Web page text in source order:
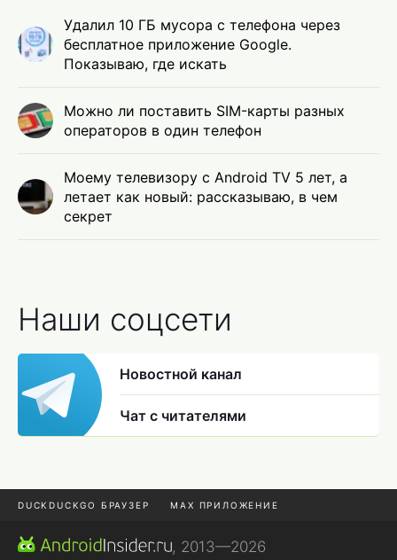
Удалил 10 ГБ мусора с телефона через
бесплатное приложение Google.
Показываю, где искать
Можно ли поставить SIM-карты разных
операторов в один телефон
Моему телевизору с Android TV 5 лет, а
летает как новый: рассказываю, в чем
секрет
Наши соцсети
Новостной канал
Чат с читателями
DUCKDUCKGO БРАУЗЕР MAX ПРИЛОЖЕНИЕ
ПРИЛОЖЕНИЯ ANDROID
, 2013—2026